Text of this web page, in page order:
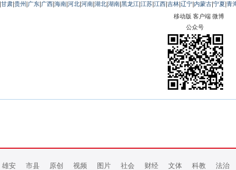
甘肃 贵州 广东 广西 海南 河北 河南 湖北 湖南 黑龙江 江苏 江西 吉林 辽宁 内蒙古 宁夏 青
移动版 客户端 微博
公众号
雄安 市县 原创 视频 图片 社会 财经 文体 科教 法治